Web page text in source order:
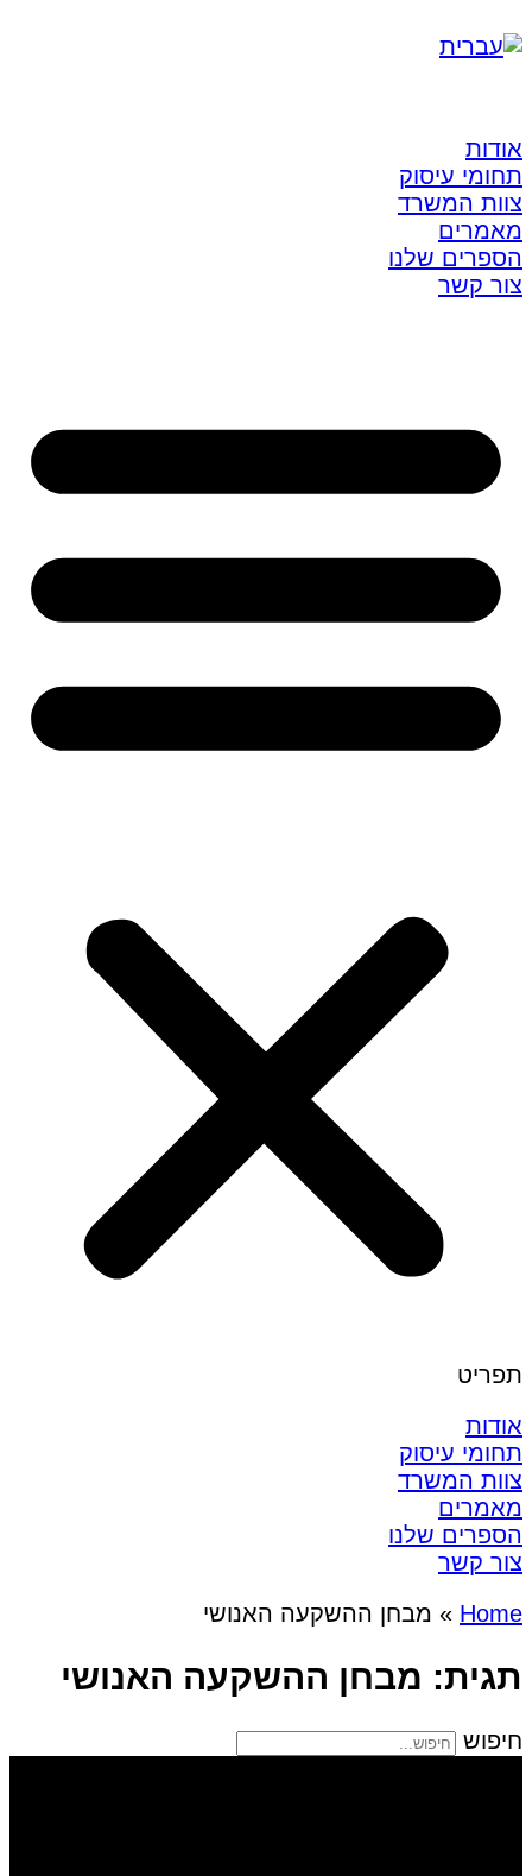
אודות
תחומי עיסוק
צוות המשרד
מאמרים
הספרים שלנו
צור קשר
תפריט
אודות
תחומי עיסוק
צוות המשרד
מאמרים
הספרים שלנו
צור קשר
Home
» מבחן ההשקעה האנושי
תגית: מבחן ההשקעה האנושי
חיפוש